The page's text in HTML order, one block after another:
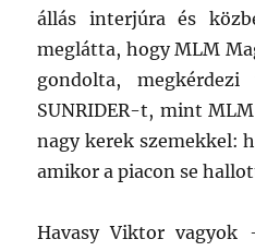
állás interjúra és
meglátta, hogy MLM
gondolta,
SUNRIDER-t, mint
nagy kerek szemekkel:
amikor a piacon se
Havasy Viktor vagyok